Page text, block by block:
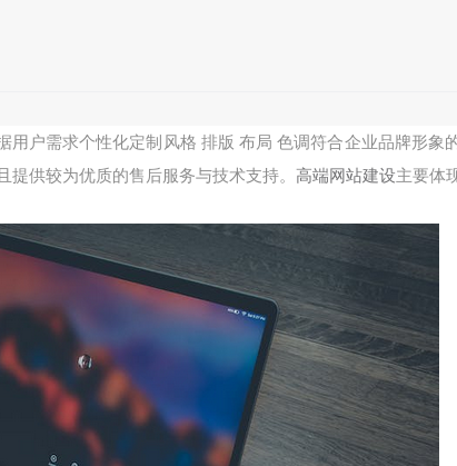
户需求个性化定制风格 排版 布局 色调符合企业品牌形象
供较为优质的售后服务与技术支持。 高端网站建设主要体